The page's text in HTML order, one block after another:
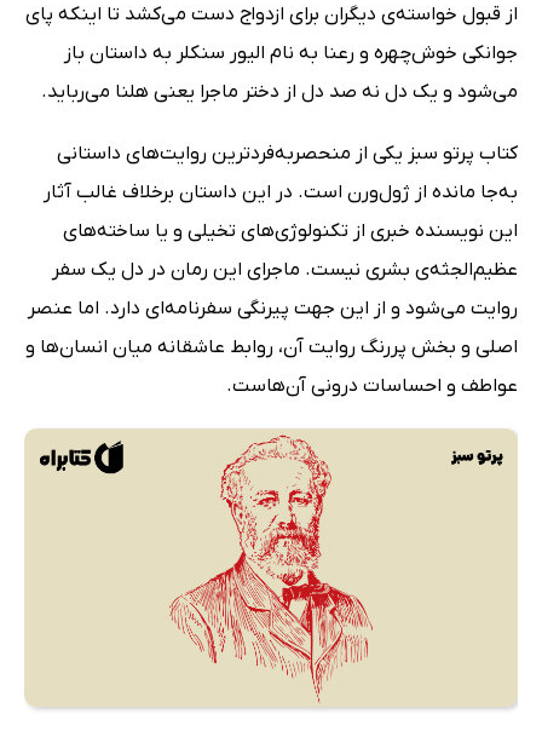
از قبول خواسته‌ی دیگران برای ازدواج دست می‌کشد تا اینکه پای
جوانکی خوش‌چهره و رعنا به نام الیور سنکلر به داستان باز
می‌شود و یک دل نه صد دل از دختر ماجرا یعنی هلنا می‌رباید.
کتاب پرتو سبز یکی از منحصر‌به‌فرد‌ترین روایت‌های داستانی‌
به‌جا مانده از ژول‌ورن است. در این داستان برخلاف غالب آثار
این نویسنده خبری از تکنولوژی‌های تخیلی و یا ساخته‌های
عظیم‌الجثه‌ی بشری نیست. ماجرای این رمان در دل یک سفر
روایت می‌شود و از این جهت‌ پیرنگی سفرنامه‌ای دارد. اما عنصر
اصلی و بخش پررنگ روایت آن، روابط عاشقانه میان انسان‌ها و
عواطف و احساسات درونی آن‌هاست.